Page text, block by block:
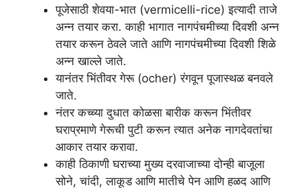
पूजेसाठी शेवया-भात (vermicelli-rice) इत्यादी ताजे
अन्न तयार करा. काही भागात नागपंचमीच्या दिवशी अन्न
तयार करून ठेवले जाते आणि नागपंचमीच्या दिवशी शिळे
अन्न खाल्ले जाते.
यानंतर भिंतीवर गेरू (ocher) रंगवून पूजास्थळ बनवले
जाते.
नंतर कच्च्या दुधात कोळसा बारीक करून भिंतीवर
घराप्रमाणे गेरूची पुटी करून त्यात अनेक नागदेवतांचा
आकार तयार करावा.
काही ठिकाणी घराच्या मुख्य दरवाजाच्या दोन्ही बाजूला
सोने, चांदी, लाकूड आणि मातीचे पेन आणि हळद आणि